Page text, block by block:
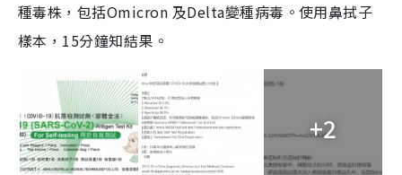
種毒株，包括Omicron 及Delta變種病毒。使用鼻拭子
樣本，15分鐘知結果。
+2